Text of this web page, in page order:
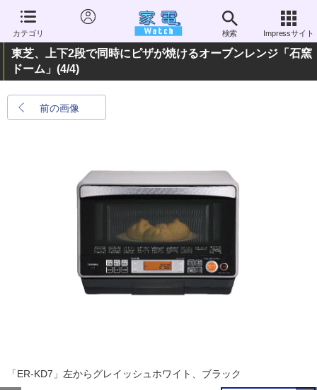
カテゴリ 検索 Impressサイト
東芝、上下2段で同時にピザが焼けるオーブンレンジ「石窯
ドーム」 (4/4)
前の画像
「ER-KD7」左からグレイッシュホワイト、ブラック